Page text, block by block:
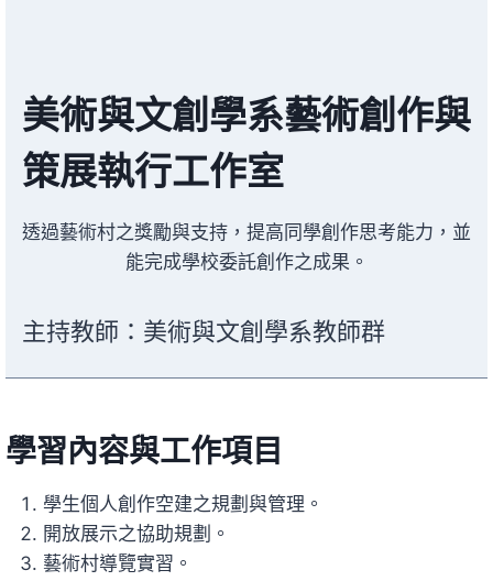
美術與文創學系藝術創作與
策展執行工作室
透過藝術村之獎勵與支持，提高同學創作思考能力，並
能完成學校委託創作之成果。
主持教師：美術與文創學系教師群
學習內容與工作項目
學生個人創作空建之規劃與管理。
開放展示之協助規劃。
藝術村導覽實習。